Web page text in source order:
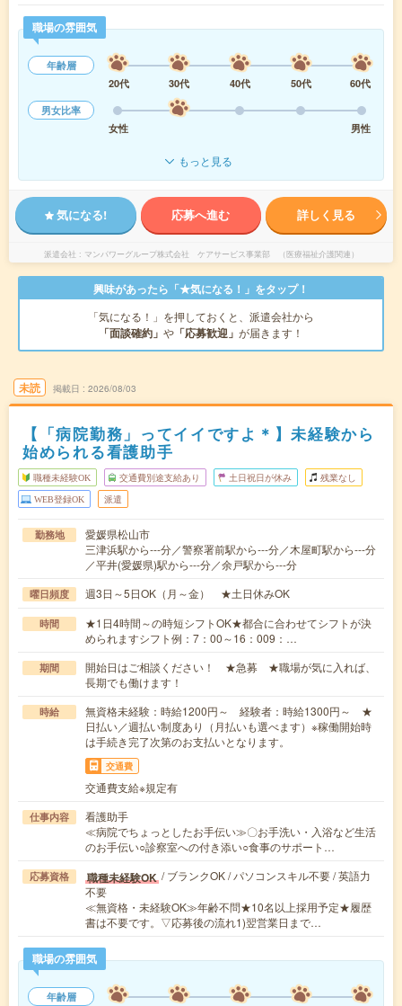
職場の雰囲気
年齢層
20代
30代 40代 50代
60代
男女比率
女性
男性
もっと見る
気になる! 応募へ進む 詳しく見る
派遣会社 マンパワーグループ株式会社 ケアサービス事業部 （医療福祉介護関連）
興味があったら「★気になる！」をタップ！
「気になる！」を押しておくと、派遣会社から
「面談確約」 や 「応募歓迎」 が届きます！
未読 掲載日 2026/08/03
【「病院勤務」ってイイですよ＊】未経験から
始められる看護助手
職種未経験OK 交通費別途支給あり 土日祝日が休み 残業なし
WEB登録OK 派遣
勤務地
愛媛県松山市
三津浜駅から---分／警察署前駅から---分／木屋町駅から---分
／平井(愛媛県)駅から---分／余戸駅から---分
曜日頻度 週3日～5日OK（月～金） ★土日休みOK
時間
★1日4時間～の時短シフトOK★都合に合わせてシフトが決
められますシフト例：7：00～16：009：…
期間
開始日はご相談ください！ ★急募 ★職場が気に入れば、
長期でも働けます！
時給
無資格未経験：時給1200円～ 経験者：時給1300円～ ★
日払い／週払い制度あり（月払いも選べます）※稼働開始時
は手続き完了次第のお支払いとなります。
交通費
交通費支給※規定有
仕事内容
看護助手
≪病院でちょっとしたお手伝い≫〇お手洗い・入浴など生活
のお手伝い○診察室への付き添い○食事のサポート…
応募資格 職種未経験OK / ブランクOK / パソコンスキル不要 / 英語力
不要
≪無資格・未経験OK≫年齢不問★10名以上採用予定★履歴
書は不要です。▽応募後の流れ1)翌営業日まで…
職場の雰囲気
年齢層